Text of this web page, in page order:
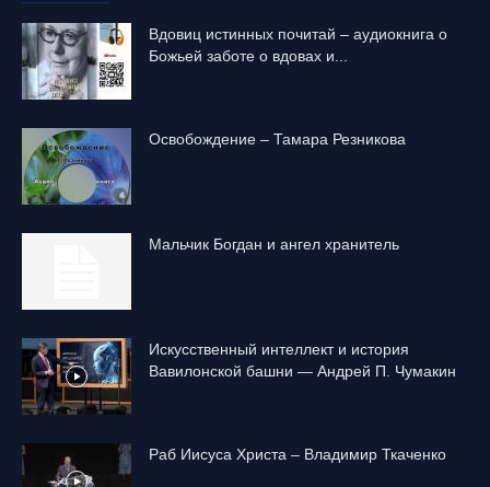
Вдовиц истинных почитай – аудиокнига о
Божьей заботе о вдовах и...
Освобождение – Тамара Резникова
Mальчик Богдан и ангел хранитель
Искусственный интеллект и история
Вавилонской башни — Андрей П. Чумакин
Раб Иисуса Христа – Владимир Ткаченко